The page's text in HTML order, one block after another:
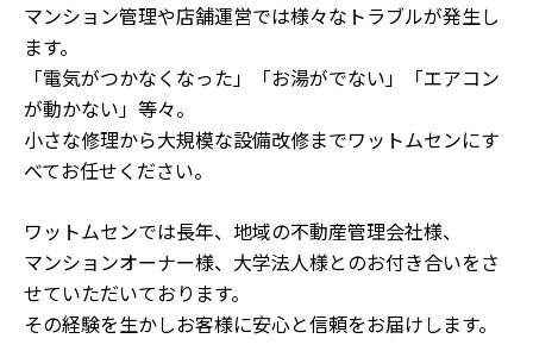
マンション管理や店舗運営では様々なトラブルが発生し
ます。
「電気がつかなくなった」「お湯がでない」「エアコン
が動かない」等々。
小さな修理から大規模な設備改修までワットムセンにす
べてお任せください。
ワットムセンでは長年、地域の不動産管理会社様、
マンションオーナー様、大学法人様とのお付き合いをさ
せていただいております。
その経験を生かしお客様に安心と信頼をお届けします。